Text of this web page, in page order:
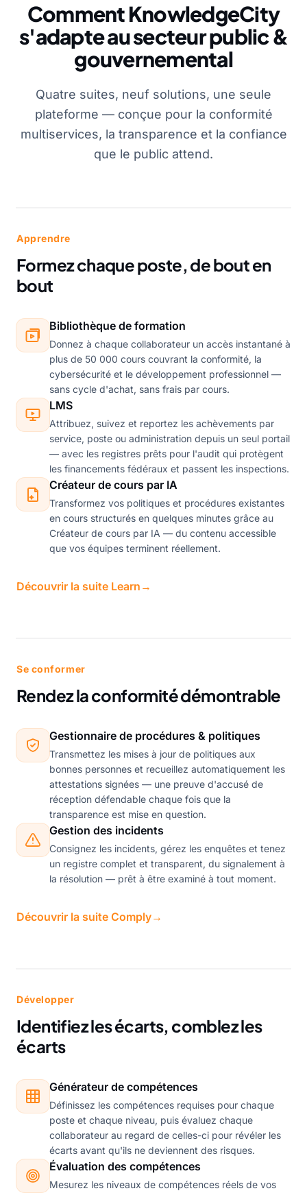
Comment KnowledgeCity
s'adapte au secteur public &
gouvernemental
Quatre suites, neuf solutions, une seule
plateforme — conçue pour la conformité
multiservices, la transparence et la confiance
que le public attend.
Apprendre
Formez chaque poste, de bout en
bout
Bibliothèque de formation
Donnez à chaque collaborateur un accès instantané à
plus de 50 000 cours couvrant la conformité, la
cybersécurité et le développement professionnel —
sans cycle d'achat, sans frais par cours.
LMS
Attribuez, suivez et reportez les achèvements par
service, poste ou administration depuis un seul portail
— avec les registres prêts pour l'audit qui protègent
les financements fédéraux et passent les inspections.
Créateur de cours par IA
Transformez vos politiques et procédures existantes
en cours structurés en quelques minutes grâce au
Créateur de cours par IA — du contenu accessible
que vos équipes terminent réellement.
Découvrir la suite Learn →
Se conformer
Rendez la conformité démontrable
Gestionnaire de procédures & politiques
Transmettez les mises à jour de politiques aux
bonnes personnes et recueillez automatiquement les
attestations signées — une preuve d'accusé de
réception défendable chaque fois que la
transparence est mise en question.
Gestion des incidents
Consignez les incidents, gérez les enquêtes et tenez
un registre complet et transparent, du signalement à
la résolution — prêt à être examiné à tout moment.
Découvrir la suite Comply→
Développer
Identifiez les écarts, comblez les
écarts
Générateur de compétences
Définissez les compétences requises pour chaque
poste et chaque niveau, puis évaluez chaque
collaborateur au regard de celles-ci pour révéler les
écarts avant qu'ils ne deviennent des risques.
Évaluation des compétences
Mesurez les niveaux de compétences réels de vos